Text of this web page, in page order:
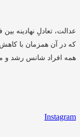
عدالت، تعادلِ نهادینه
که در آن همزمان با کاهش
همه افراد شانس رشد و
Instagram